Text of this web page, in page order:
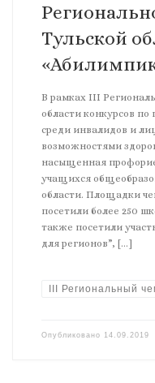
Тульской
В рамках III
области конкурсов
среди инвалидов и
возможностями
насыщенная
учащихся
области. Площадки
посетили более 250
также посетили
для регионов”, […]
III Региональный
Опубликовано 14.09.2019